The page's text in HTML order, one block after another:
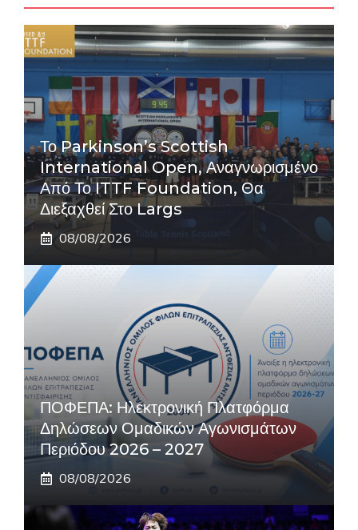
Το Parkinson’s Scottish
International Open, Αναγνωρισμένο
Από Το ITTF Foundation, Θα
Διεξαχθεί Στο Largs
08/08/2026
ΠΟΦΕΠΑ: Ηλεκτρονική Πλατφόρμα
Δηλώσεων Ομαδικών Αγωνισμάτων
Περιόδου 2026 – 2027
08/08/2026